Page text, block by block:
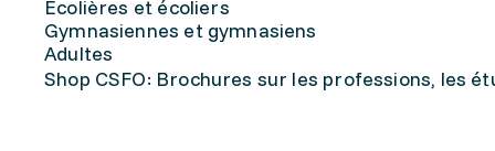
Écolières et écoliers
Gymnasiennes et gymnasiens
Adultes
Shop CSFO: Brochures sur les professions, les